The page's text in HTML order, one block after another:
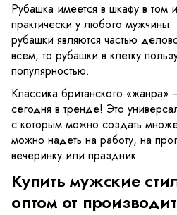
Рубашка имеется в шкафу в том
практически у любого
рубашки являются частью
всем, то рубашки в клетку
популярностью.
Классика британского
сегодня в тренде! Это
с которым можно создать
можно надеть на работу, на
вечеринку или праздник.
Купить мужские
оптом от